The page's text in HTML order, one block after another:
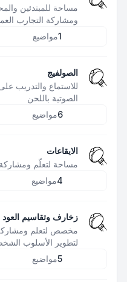
مساحة للمبتدئين
ومشاركة التجارب
1مواضيع
الصولفيج
للاستماع والتدريب
الصوتية باللحن
6مواضيع
الايقاعات
مساحة لتعلّم ومشاركة
4مواضيع
زخارف وتقاسيم العود
مخصص لتعلم ومشاركة
لتطوير الأسلوب
5مواضيع